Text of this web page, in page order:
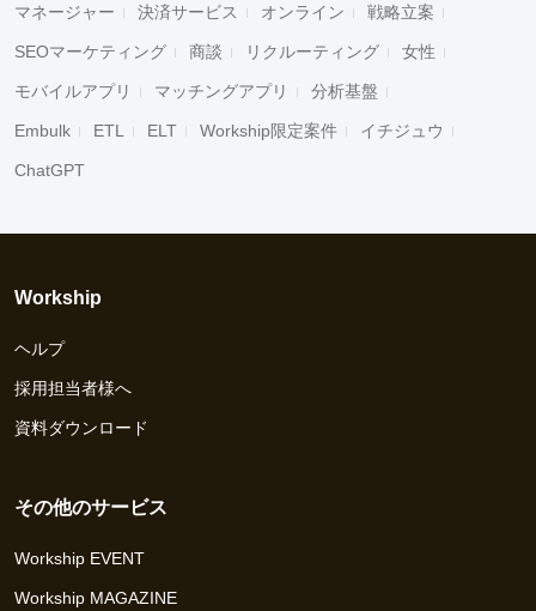
マネージャー 決済サービス オンライン 戦略立案
SEOマーケティング 商談 リクルーティング 女性
モバイルアプリ マッチングアプリ 分析基盤
Embulk ETL ELT Workship限定案件 イチジュウ
ChatGPT
Workship
ヘルプ
採用担当者様へ
資料ダウンロード
その他のサービス
Workship EVENT
Workship MAGAZINE